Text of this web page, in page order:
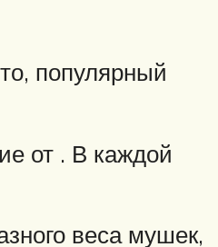
популярный
от . В каждой
веса мушек,